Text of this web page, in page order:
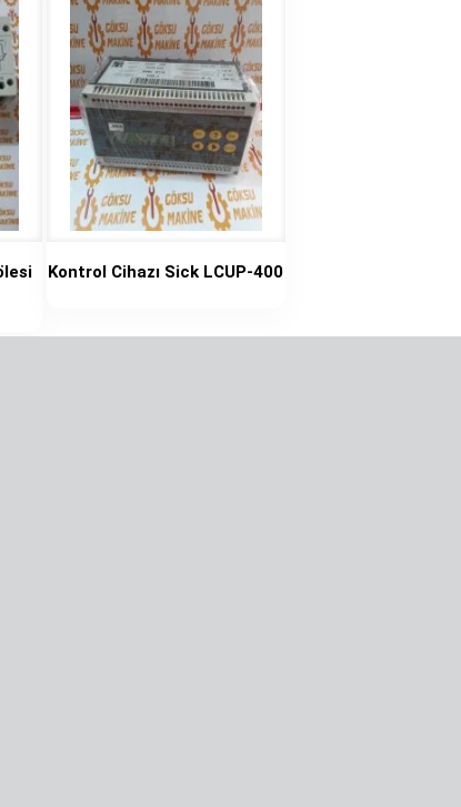
Kontrol Cihazı Sick LCUP-400